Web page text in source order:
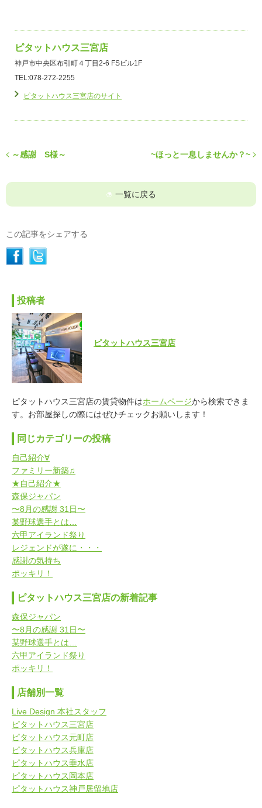
ピタットハウス三宮店
神戸市中央区布引町４丁目2-6 FSビル1F
TEL:078-272-2255
ピタットハウス三宮店のサイト
～感謝 S様～ ~ほっと一息しませんか？~
一覧に戻る
この記事をシェアする
投稿者
ピタットハウス三宮店
ピタットハウス三宮店の賃貸物件はホームページから検索できま
す。お部屋探しの際にはぜひチェックお願いします！
同じカテゴリーの投稿
自己紹介∀
ファミリー新築♫
★自己紹介★
森保ジャパン
〜8月の感謝 31日〜
某野球選手とは…
六甲アイランド祭り
レジェンドが遂に・・・
感謝の気持ち
ポッキリ！
ピタットハウス三宮店の新着記事
森保ジャパン
〜8月の感謝 31日〜
某野球選手とは…
六甲アイランド祭り
ポッキリ！
店舗別一覧
Live Design 本社スタッフ
ピタットハウス三宮店
ピタットハウス元町店
ピタットハウス兵庫店
ピタットハウス垂水店
ピタットハウス岡本店
ピタットハウス神戸居留地店